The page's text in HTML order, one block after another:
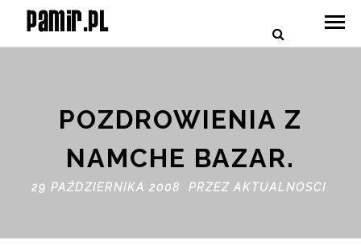
POZDROWIENIA Z
NAMCHE BAZAR.
29 PAŹDZIERNIKA 2008 PRZEZAKTUALNOSCI